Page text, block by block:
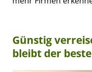
Günstig
bleibt der